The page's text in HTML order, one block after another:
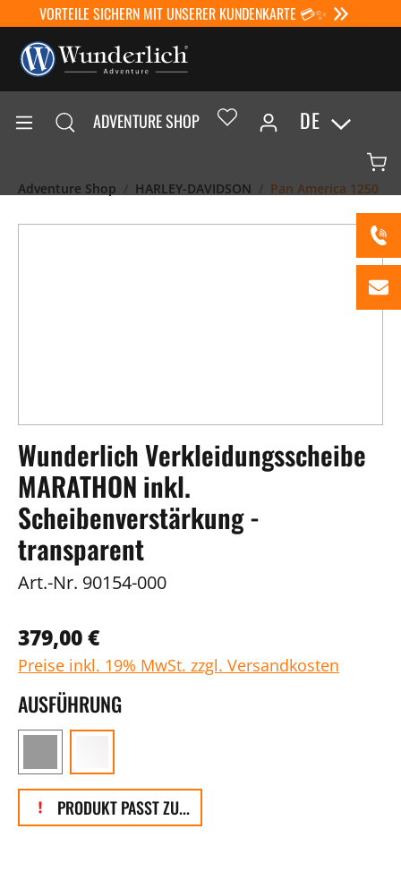
VORTEILE SICHERN MIT UNSERER KUNDENKARTE 💳✨
ADVENTURE SHOP DE
Adventure Shop HARLEY-DAVIDSON Pan America 1250
Wunderlich Verkleidungsscheibe
MARATHON inkl.
Scheibenverstärkung -
transparent
Art.-Nr. 90154-000
379,00 €
Preise inkl. 19% MwSt. zzgl. Versandkosten
AUSFÜHRUNG
PRODUKT PASST ZU...